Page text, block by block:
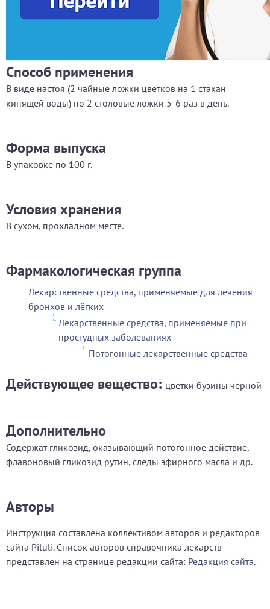
Способ применения
В виде настоя (2 чайные ложки цветков на 1 стакан
кипящей воды) по 2 столовые ложки 5-6 раз в день.
Форма выпуска
В упаковке по 100 г.
Условия хранения
В сухом, прохладном месте.
Фармакологическая группа
Лекарственные средства, применяемые для лечения
бронхов и лёгких
Лекарственные средства, применяемые при
простудных заболеваниях
Потогонные лекарственные средства
Действующее вещество: цветки бузины черной
Дополнительно
Содержат гликозид, оказывающий потогонное действие,
флавоновый гликозид рутин, следы эфирного масла и др.
Авторы
Инструкция составлена коллективом авторов и редакторов
сайта Piluli. Список авторов справочника лекарств
представлен на странице редакции сайта: Редакция сайта.